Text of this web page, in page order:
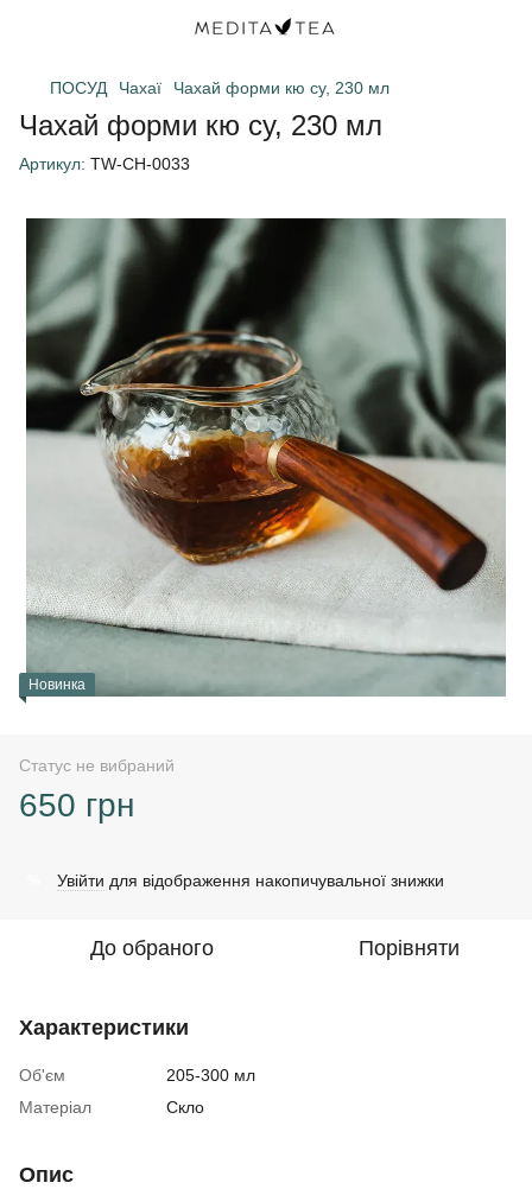
ПОСУД Чахаї Чахай форми кю су, 230 мл
Чахай форми кю су, 230 мл
Артикул: TW-CH-0033
Новинка
Статус не вибраний
650 грн
Увійти для відображення накопичувальної знижки
До обраного Порівняти
Характеристики
Об'єм
205-300 мл
Матеріал
Скло
Опис